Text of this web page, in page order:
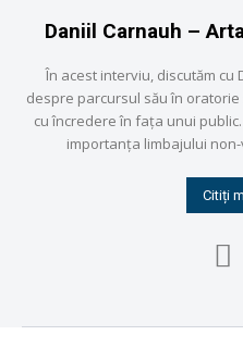
Daniil Carnauh –
În acest interviu, discutăm cu
despre parcursul său în
cu încredere în fața unui
importanța limbajului
Citiți